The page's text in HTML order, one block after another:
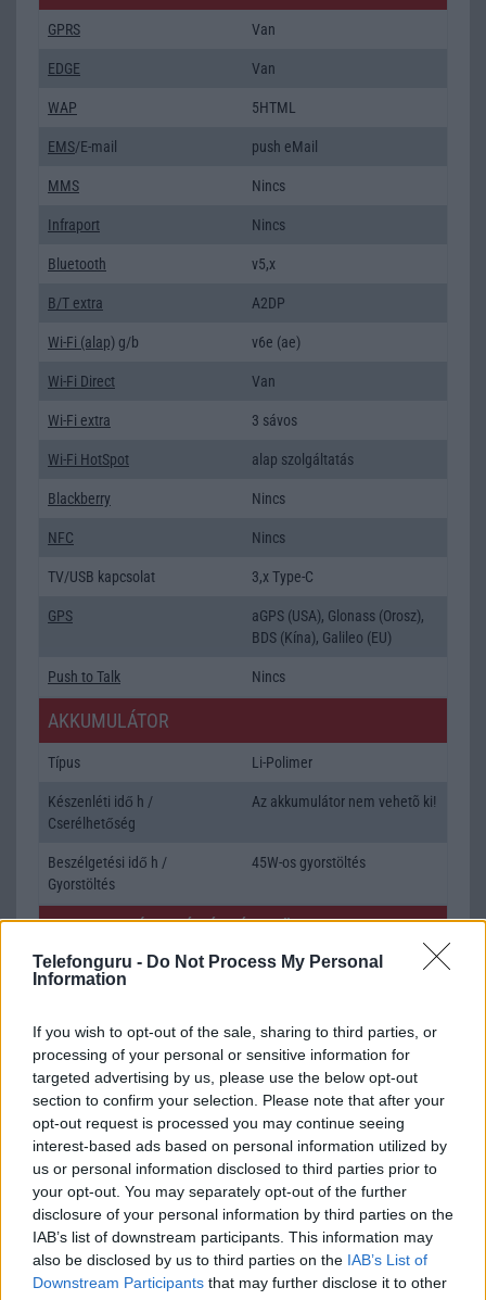
Telefonguru - Do Not Process My Personal
Information
If you wish to opt-out of the sale, sharing to third parties, or
processing of your personal or sensitive information for
targeted advertising by us, please use the below opt-out
section to confirm your selection. Please note that after your
opt-out request is processed you may continue seeing
interest-based ads based on personal information utilized by
us or personal information disclosed to third parties prior to
your opt-out. You may separately opt-out of the further
disclosure of your personal information by third parties on the
IAB’s list of downstream participants. This information may
also be disclosed by us to third parties on the IAB’s List of
Downstream Participants that may further disclose it to other
GPRS Van
EDGE Van
WAP 5HTML
EMS/E-mail push eMail
MMS Nincs
Infraport Nincs
Bluetooth v5,x
B/T extra A2DP
Wi-Fi (alap) g/b v6e (ae)
Wi-Fi Direct Van
Wi-Fi extra 3 sávos
Wi-Fi HotSpot alap szolgáltatás
Blackberry Nincs
NFC Nincs
TV/USB kapcsolat 3,x Type-C
GPS
aGPS (USA), Glonass (Orosz),
BDS (Kína), Galileo (EU)
Push to Talk Nincs
AKKUMULÁTOR
Típus Li-Polimer
Készenléti idő h /
Cserélhetőség
Az akkumulátor nem vehetõ ki!
Beszélgetési idő h /
Gyorstöltés
45W-os gyorstöltés
ALKALMAZÁSOK ÉS ÉRZÉKELŐK
Java Nincs
SNS integráció alap szolgáltatás
Organizer alap szolgáltatás
T9 szótár alkalmazás független szótár
Office alkalmazások alap szolgáltatás
Iránytũ ecompass
Extrák Nincs
EGYÉB